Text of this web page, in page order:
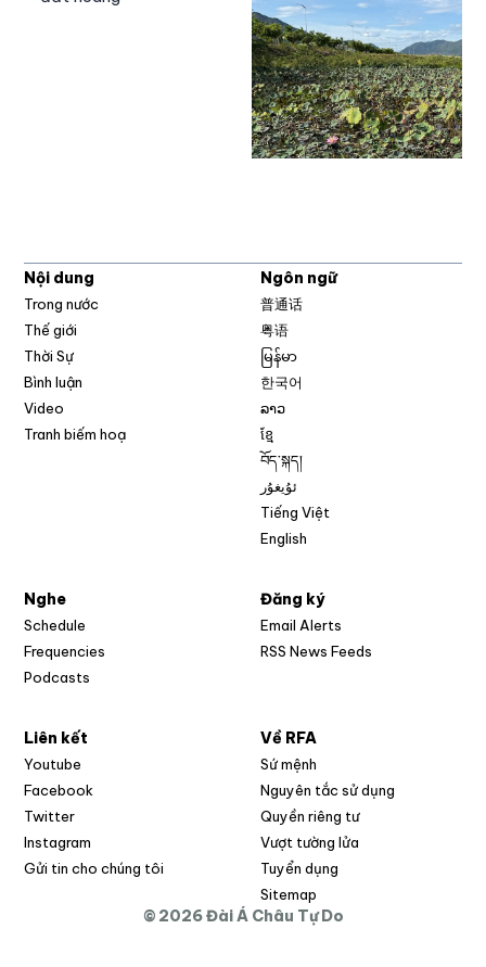
Nội dung
Trong nước
Thế giới
Thời Sự
Bình luận
Video
Tranh biếm hoạ
Ngôn ngữ
普通话
粤语
မြန်မာ
한국어
ລາວ
ខ្មែ
བོད་སྐད།
ئۇيغۇر
Tiếng Việt
English
Nghe
Schedule
Frequencies
Podcasts
Đăng ký
Email Alerts
RSS News Feeds
Liên kết
Youtube
Facebook
Twitter
Instagram
Gửi tin cho chúng tôi
Về RFA
Sứ mệnh
Nguyên tắc sử dụng
Quyền riêng tư
Vượt tường lửa
Tuyển dụng
Sitemap
© 2026 Đài Á Châu Tự Do